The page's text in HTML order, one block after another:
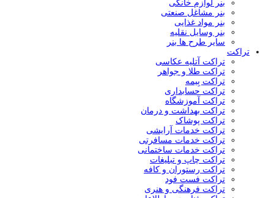
بنر لوازم خانگی
بنر مشاغل صنعتی
بنر مواد غذایی
بنر وسایل نقلیه
سایر طرح ها بنر
تراکت
تراکت آتلیه عکاسی
تراکت طلا و جواهر
تراکت بِيمه
تراکت حسابداری
تراکت آموزشگاه
تراکت بهداشت و درمان
تراکت پوشاک
تراکت خدمات آرایشی
تراکت خدمات مسافرتی
تراکت خدمات ساختمانی
تراکت چاپ و تبلیغات
تراکت رستوران و کافه
تراکت فست فود
تراکت فرهنگی و هنری